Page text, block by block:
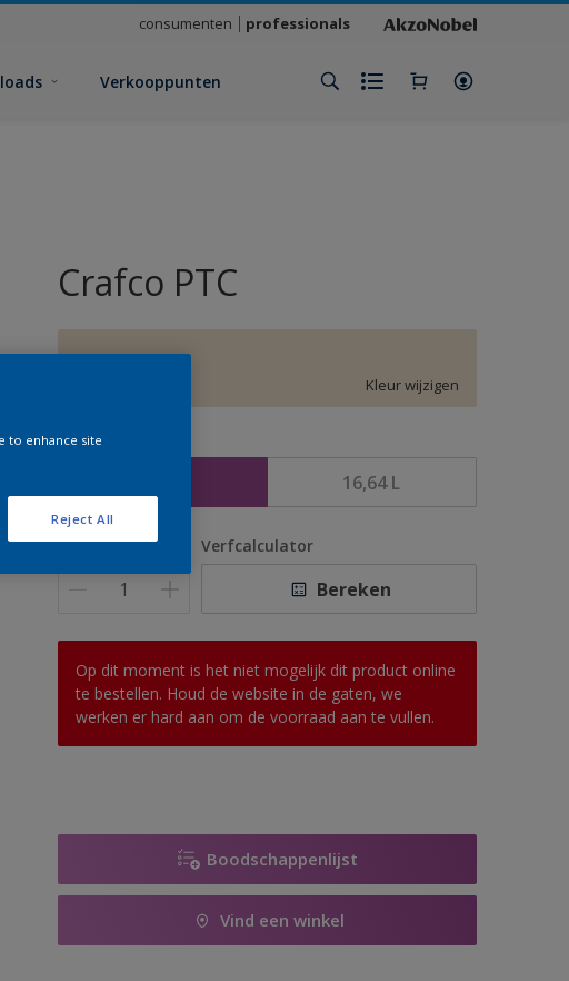
consumenten professionals
Verkooppunten
Crafco PTC
F2.06.84
Kleur wijzigen
Grootte
16,64 L
Aantal Verfcalculator
Bereken
Op dit moment is het niet mogelijk dit product online
te bestellen. Houd de website in de gaten, we
werken er hard aan om de voorraad aan te vullen.
Boodschappenlijst
Vind een winkel
to enhance site
Reject All